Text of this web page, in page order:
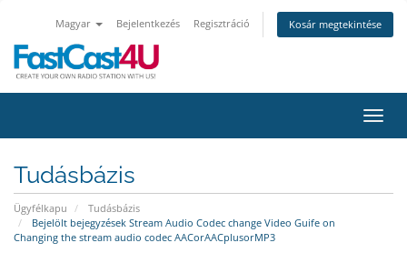
Magyar Bejelentkezés Regisztráció Kosár megtekintése
Tudásbázis
Ügyfélkapu
Tudásbázis
Bejelölt bejegyzések Stream Audio Codec change Video Guife on
Changing the stream audio codec AACorAACplusorMP3